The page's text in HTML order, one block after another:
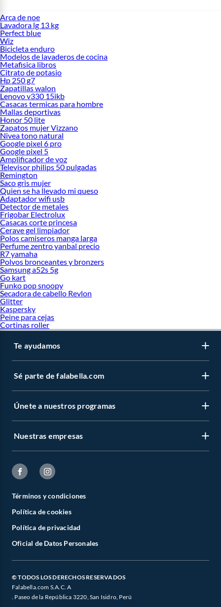
Arca de noe
Lavadora lg 13 kg
Perfect blue
Wiz
Bicicleta enduro
Modelos de lavaderos de cocina
Metafisica libros
Citrato de potasio
Hp 250 g7
Zapatillas walon
Lenovo v330 15ikb
Casacas termicas para hombre
Mallas deportivas
Honor 50 lite
Zapatos mujer Vizzano
Nivea tono natural
Google pixel 6 pro
Google pixel 5
Amplificador de voz
Televisor philips 50 pulgadas
Remington
Saco gris mujer
Quien se ha llevado mi queso
Adaptador wifi usb
Detector de metales
Frigobar Electrolux
Casacas corte princesa
Cerave gel limpiador
Polos camiseros manga larga
Perfume zentro yanbal precio
R7 yamaha
Polvos bronceantes y bronzers
Samsung a52s 5g
Go kart
Funko pop snoopy
Secadora de cabello Revlon
Glitter
Kaspersky
Peine para cejas
Cortinas roller
Te ayudamos
Sé parte de falabella.com
Únete a nuestros programas
Nuestras empresas
Términos y condiciones
Política de cookies
Política de privacidad
Oficial de Datos Personales
© TODOS LOS DERECHOS RESERVADOS
Falabella.com S.A.C. A
. Paseo de la República 3220, San Isidro, Perú